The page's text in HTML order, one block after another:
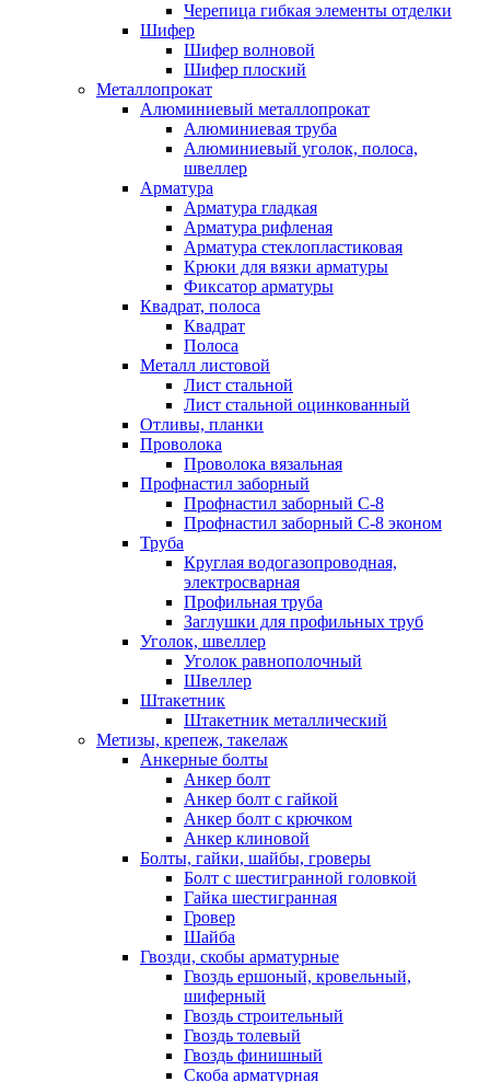
Черепица гибкая элементы отделки
Шифер
Шифер волновой
Шифер плоский
Металлопрокат
Алюминиевый металлопрокат
Алюминиевая труба
Алюминиевый уголок, полоса,
швеллер
Арматура
Арматура гладкая
Арматура рифленая
Арматура стеклопластиковая
Крюки для вязки арматуры
Фиксатор арматуры
Квадрат, полоса
Квадрат
Полоса
Металл листовой
Лист стальной
Лист стальной оцинкованный
Отливы, планки
Проволока
Проволока вязальная
Профнастил заборный
Профнастил заборный С-8
Профнастил заборный С-8 эконом
Труба
Круглая водогазопроводная,
электросварная
Профильная труба
Заглушки для профильных труб
Уголок, швеллер
Уголок равнополочный
Швеллер
Штакетник
Штакетник металлический
Метизы, крепеж, такелаж
Анкерные болты
Анкер болт
Анкер болт с гайкой
Анкер болт с крючком
Анкер клиновой
Болты, гайки, шайбы, гроверы
Болт c шестигранной головкой
Гайка шестигранная
Гровер
Шайба
Гвозди, скобы арматурные
Гвоздь ершоный, кровельный,
шиферный
Гвоздь строительный
Гвоздь толевый
Гвоздь финишный
Скоба арматурная